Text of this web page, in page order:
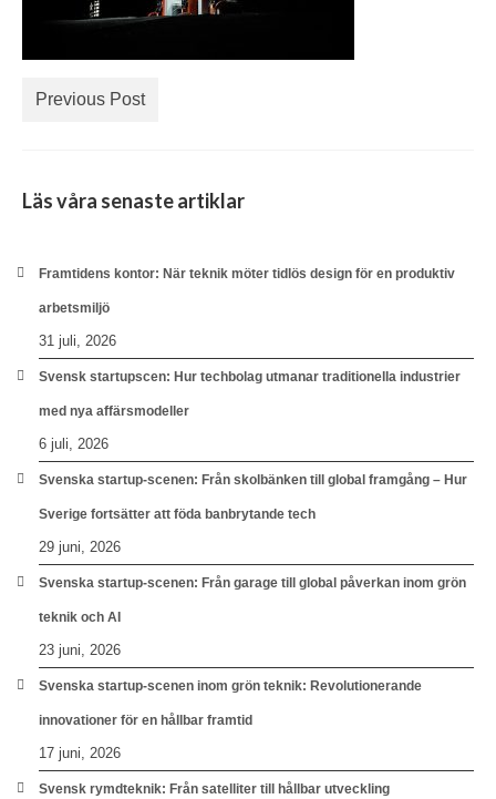
Previous Post
Läs våra senaste artiklar
Framtidens kontor: När teknik möter tidlös design för en produktiv
arbetsmiljö
31 juli, 2026
Svensk startupscen: Hur techbolag utmanar traditionella industrier
med nya affärsmodeller
6 juli, 2026
Svenska startup-scenen: Från skolbänken till global framgång – Hur
Sverige fortsätter att föda banbrytande tech
29 juni, 2026
Svenska startup-scenen: Från garage till global påverkan inom grön
teknik och AI
23 juni, 2026
Svenska startup-scenen inom grön teknik: Revolutionerande
innovationer för en hållbar framtid
17 juni, 2026
Svensk rymdteknik: Från satelliter till hållbar utveckling